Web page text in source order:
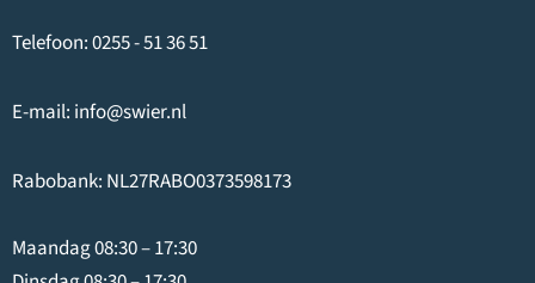
Telefoon:0255 - 51 36 51
E-mail: info@swier.nl
Rabobank: NL27RABO0373598173
Maandag 08:30 – 17:30